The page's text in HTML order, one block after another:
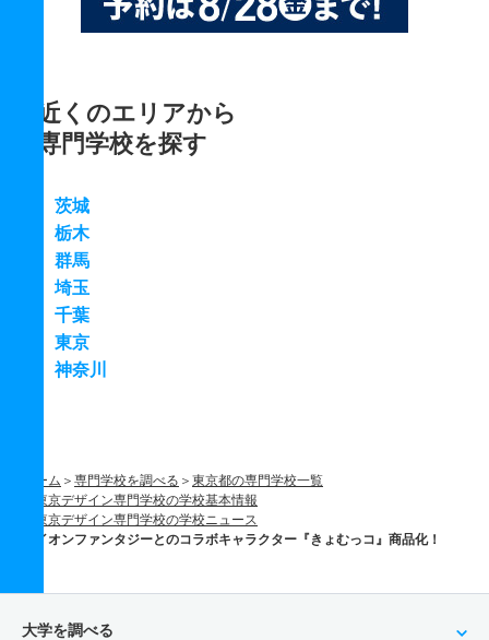
近くのエリアから
専門学校を探す
茨城
栃木
群馬
埼玉
千葉
東京
神奈川
ホーム 専門学校を調べる
東京都の専門学校一覧
東京デザイン専門学校の学校基本情報
東京デザイン専門学校の学校ニュース
イオンファンタジーとのコラボキャラクター『きょむっコ』商品化！
大学を調べる